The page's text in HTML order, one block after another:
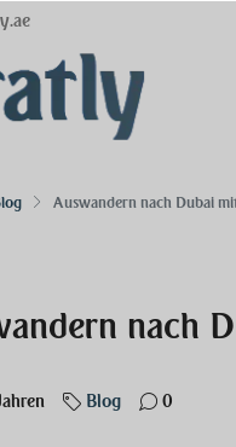
Auswandern nach Dubai
nach
Blog 0